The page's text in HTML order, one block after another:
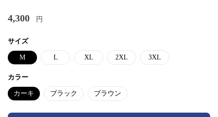
4,300 円
サイズ
M L XL 2XL 3XL
カラー
カーキ ブラック ブラウン